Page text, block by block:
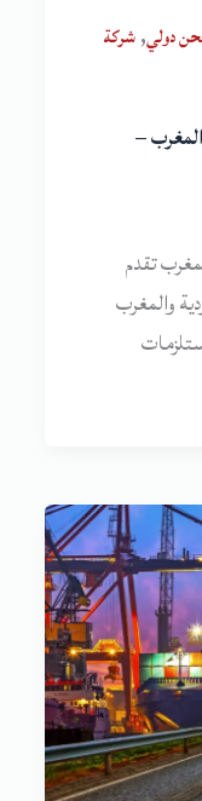
دولي,شركة
–
تقدم
والمغرب